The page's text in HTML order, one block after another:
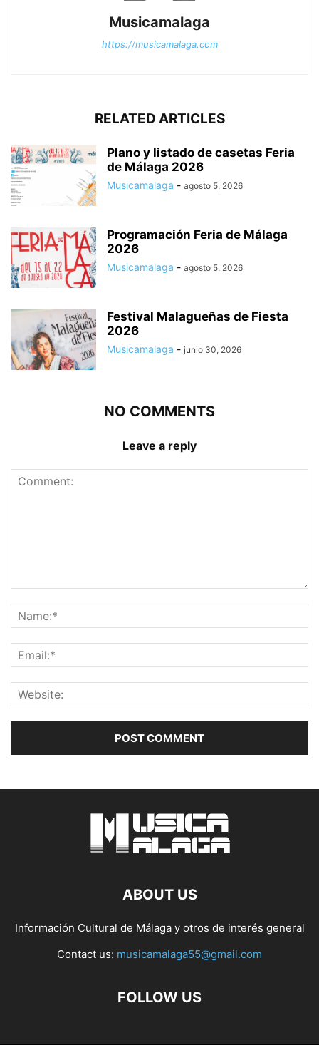
Musicamalaga
https://musicamalaga.com
RELATED ARTICLES
Plano y listado de casetas Feria
de Málaga 2026
Musicamalaga - agosto 5, 2026
Programación Feria de Málaga
2026
Musicamalaga - agosto 5, 2026
Festival Malagueñas de Fiesta
2026
Musicamalaga - junio 30, 2026
NO COMMENTS
Leave a reply
ABOUT US
Información Cultural de Málaga y otros de interés general
Contact us: musicamalaga55@gmail.com
FOLLOW US